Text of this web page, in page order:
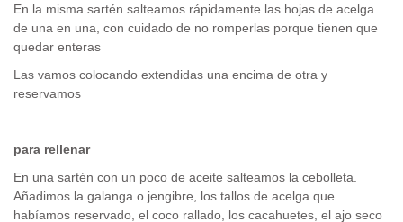
En la misma sartén salteamos rápidamente las hojas de acelga
de una en una, con cuidado de no romperlas porque tienen que
quedar enteras
Las vamos colocando extendidas una encima de otra y
reservamos
para rellenar
En una sartén con un poco de aceite salteamos la cebolleta.
Añadimos la galanga o jengibre, los tallos de acelga que
habíamos reservado, el coco rallado, los cacahuetes, el ajo seco